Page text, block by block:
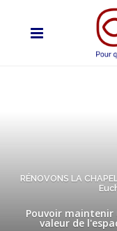
RÉNOVONS LA
Pouvoir
valeur de